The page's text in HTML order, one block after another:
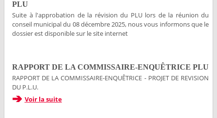
PLU
Suite à l'approbation de la révision du PLU lors de la réunion du
conseil municipal du 08 décembre 2025, nous vous informons que le
dossier est disponible sur le site internet
RAPPORT DE LA COMMISSAIRE-ENQUÊTRICE PLU
RAPPORT DE LA COMMISSAIRE-ENQUÊTRICE - PROJET DE REVISION
DU P.L.U.
Voir la suite